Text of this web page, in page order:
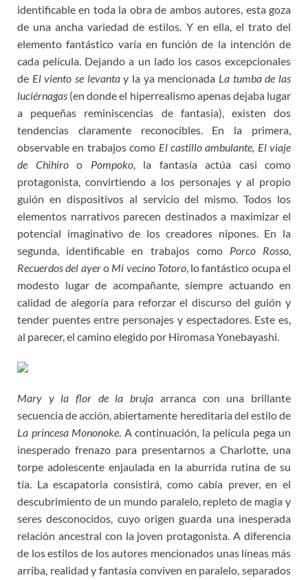
identificable en toda la obra de ambos autores, esta goza
de una ancha variedad de estilos. Y en ella, el trato del
elemento fantástico varía en función de la intención de
cada película. Dejando a un lado los casos excepcionales
de El viento se levantay la ya mencionada La tumba de las
luciérnagas (en donde el hiperrealismo apenas dejaba lugar
a pequeñas reminiscencias de fantasía), existen dos
tendencias claramente reconocibles. En la primera,
observable en trabajos como El castillo ambulante, El viaje
de Chihiroo Pompoko, la fantasía actúa casi como
protagonista, convirtiendo a los personajes y al propio
guión en dispositivos al servicio del mismo. Todos los
elementos narrativos parecen destinados a maximizar el
potencial imaginativo de los creadores nipones. En la
segunda, identificable en trabajos como Porco Rosso,
Recuerdos del ayero Mi vecino Totoro, lo fantástico ocupa el
modesto lugar de acompañante, siempre actuando en
calidad de alegoría para reforzar el discurso del guión y
tender puentes entre personajes y espectadores. Este es,
al parecer, el camino elegido por Hiromasa Yonebayashi.
Mary y la flor de la bruja arranca con una brillante
secuencia de acción, abiertamente hereditaria del estilo de
La princesa Mononoke. A continuación, la película pega un
inesperado frenazo para presentarnos a Charlotte, una
torpe adolescente enjaulada en la aburrida rutina de su
tía. La escapatoria consistirá, como cabía prever, en el
descubrimiento de un mundo paralelo, repleto de magia y
seres desconocidos, cuyo origen guarda una inesperada
relación ancestral con la joven protagonista. A diferencia
de los estilos de los autores mencionados unas líneas más
arriba, realidad y fantasía conviven en paralelo, separados